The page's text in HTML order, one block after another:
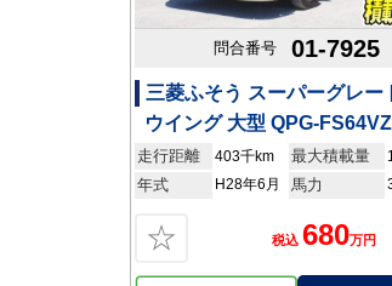
問合番号 01-7925
三菱ふそう スーパーグレー
ウイング 大型 QPG-FS64VZ
走行距離 403千km 最大積載量
年式 H28年6月 馬力
☆ 税込 680万円